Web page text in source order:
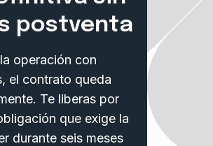
postventa
operación con
el contrato queda
Te liberas por
que exige la
durante seis meses